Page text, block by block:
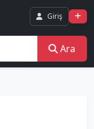
Giriş
Ara